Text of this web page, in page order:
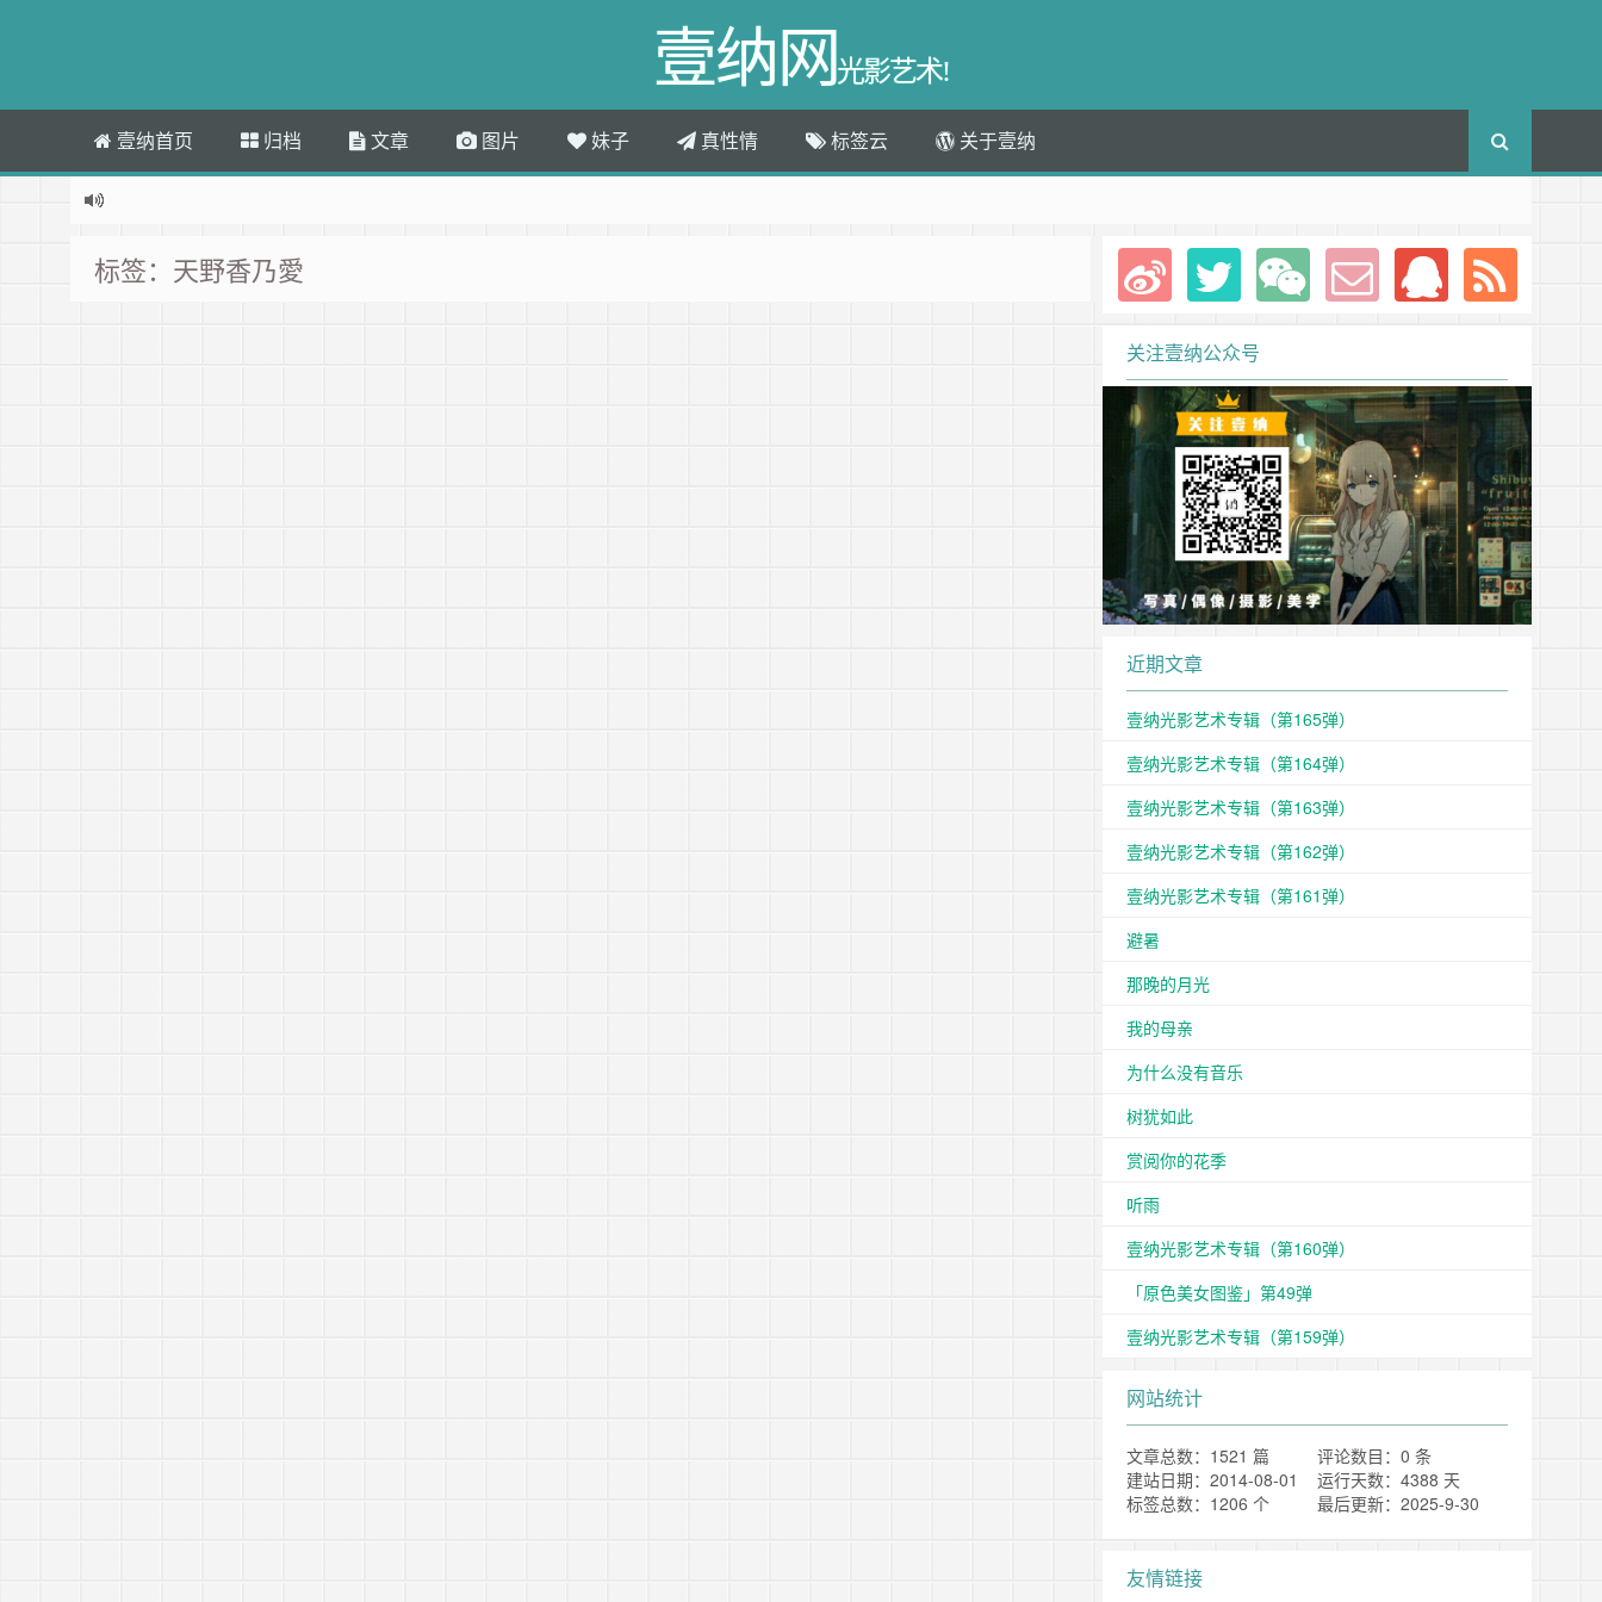
壹纳网光影艺术!
壹纳首页 归档 文章 图片 妹子 真性情 标签云 关于壹纳
标签：天野香乃愛
关注壹纳公众号
近期文章
壹纳光影艺术专辑（第165弹）
壹纳光影艺术专辑（第164弹）
壹纳光影艺术专辑（第163弹）
壹纳光影艺术专辑（第162弹）
壹纳光影艺术专辑（第161弹）
避暑
那晚的月光
我的母亲
为什么没有音乐
树犹如此
赏阅你的花季
听雨
壹纳光影艺术专辑（第160弹）
「原色美女图鉴」第49弹
壹纳光影艺术专辑（第159弹）
网站统计
文章总数：1521 篇
评论数目：0 条
建站日期：2014-08-01
运行天数：4388 天
标签总数：1206 个
最后更新：2025-9-30
友情链接